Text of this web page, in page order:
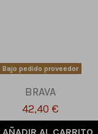
Bajo pedido proveedor
BRAVA
42,40 €